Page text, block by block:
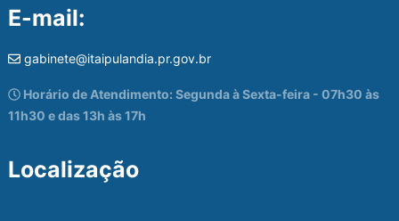
E-mail:
gabinete@itaipulandia.pr.gov.br
Horário de Atendimento: Segunda à Sexta-feira - 07h30 às
11h30 e das 13h às 17h
Localização